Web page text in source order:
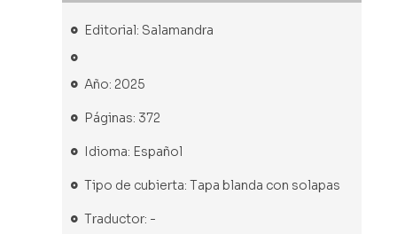
Editorial: Salamandra
Año: 2025
Páginas: 372
Idioma: Español
Tipo de cubierta: Tapa blanda con solapas
Traductor: -